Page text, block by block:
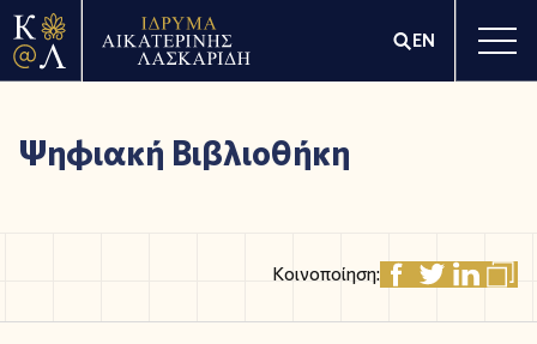
EN
Ψηφιακή Βιβλιοθήκη
Κοινοποίηση: